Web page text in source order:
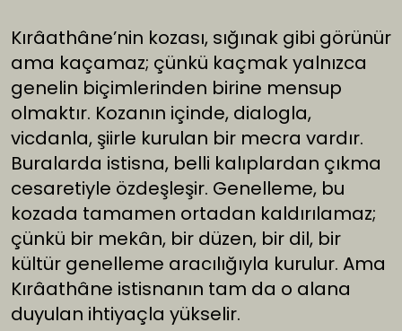
Kırâathâne’nin kozası, sığınak gibi görünür
ama kaçamaz; çünkü kaçmak yalnızca
genelin biçimlerinden birine mensup
olmaktır. Kozanın içinde, dialogla,
vicdanla, şiirle kurulan bir mecra vardır.
Buralarda istisna, belli kalıplardan çıkma
cesaretiyle özdeşleşir. Genelleme, bu
kozada tamamen ortadan kaldırılamaz;
çünkü bir mekân, bir düzen, bir dil, bir
kültür genelleme aracılığıyla kurulur. Ama
Kırâathâne istisnanın tam da o alana
duyulan ihtiyaçla yükselir.